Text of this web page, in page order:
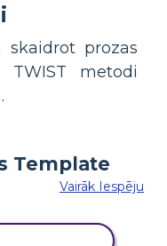
prozas
TWIST metodi
Vairāk Iespēju